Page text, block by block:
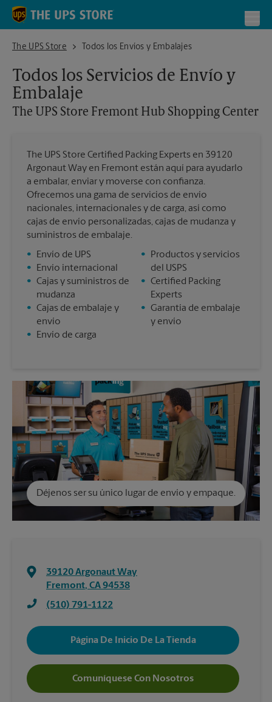
Skip to content
Return to Nav
The UPS Store
The UPS Store Fremont Hub Shopping Center
Todos los Envíos y Embalajes
Todos los Servicios de Envío y
Embalaje
The UPS Store Fremont Hub Shopping Center
The UPS Store Certified Packing Experts en 39120
Argonaut Way en Fremont están aquí para ayudarlo
a embalar, enviar y moverse con confianza.
Ofrecemos una gama de servicios de envío
nacionales, internacionales y de carga, así como
cajas de envío personalizadas, cajas de mudanza y
suministros de embalaje.
•
Envío de UPS
•
Envío internacional
• Cajas y suministros de
mudanza
• Cajas de embalaje y
envío
•
Envío de carga
•
Productos y servicios
del USPS
• Certified Packing
Experts
• Garantía de embalaje
y envío
Déjenos ser su único lugar de envío y empaque.
39120 Argonaut Way
Fremont, CA94538
(510) 791-1122
Página De Inicio De La Tienda
Comuníquese Con Nosotros